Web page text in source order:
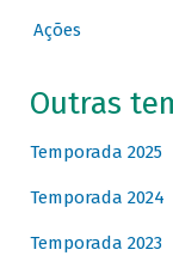
Ações
Outras
Temporada 2025
Temporada 2024
Temporada 2023